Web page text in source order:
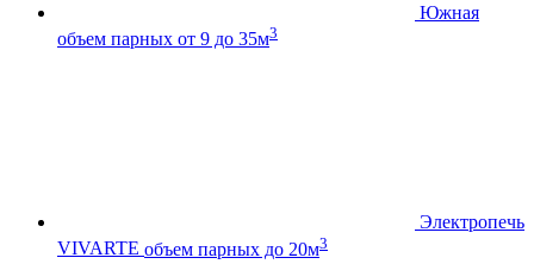
Южная
объем парных от 9 до 35м3
Электропечь
VIVARTE объем парных до 20м3